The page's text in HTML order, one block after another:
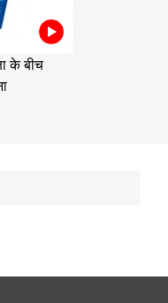
के बीच